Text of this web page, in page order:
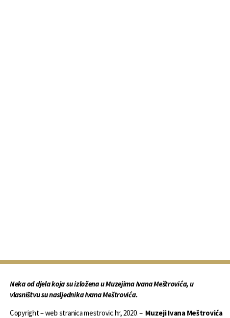
Neka od djela koja su izložena u Muzejima Ivana Meštrovića, u
vlasništvu su nasljednika Ivana Meštrovića.
Copyright – web stranica mestrovic.hr, 2020. – Muzeji Ivana Meštrovića